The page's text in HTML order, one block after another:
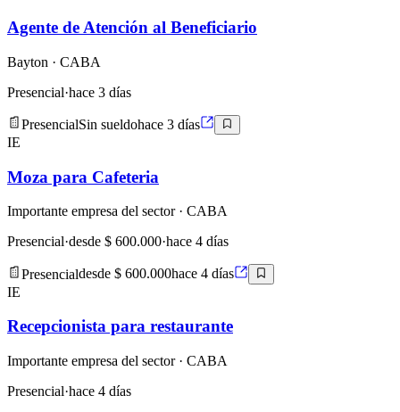
Agente de Atención al Beneficiario
Bayton · CABA
Presencial·hace 3 días
PresencialSin sueldohace 3 días
IE
Moza para Cafeteria
Importante empresa del sector· CABA
Presencial·desde $ 600.000·hace 4 días
Presencialdesde $ 600.000hace 4 días
IE
Recepcionista para restaurante
Importante empresa del sector· CABA
Presencial·hace 4 días